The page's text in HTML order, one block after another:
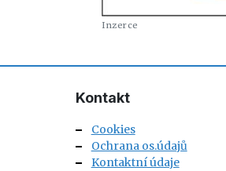
Kontakt
Cookies
Ochrana os.údajů
Kontaktní údaje